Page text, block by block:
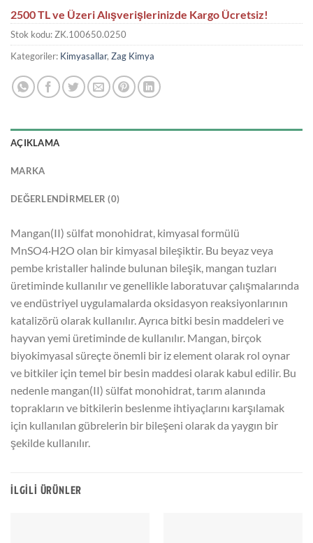
2500 TL ve Üzeri Alışverişlerinizde Kargo Ücretsiz!
Stok kodu:ZK.100650.0250
Kategoriler: Kimyasallar, Zag Kimya
AÇIKLAMA
MARKA
DEĞERLENDIRMELER (0)
Mangan(II) sülfat monohidrat, kimyasal formülü
MnSO4·H2O olan bir kimyasal bileşiktir. Bu beyaz veya
pembe kristaller halinde bulunan bileşik, mangan tuzları
üretiminde kullanılır ve genellikle laboratuvar çalışmalarında
ve endüstriyel uygulamalarda oksidasyon reaksiyonlarının
katalizörü olarak kullanılır. Ayrıca bitki besin maddeleri ve
hayvan yemi üretiminde de kullanılır. Mangan, birçok
biyokimyasal süreçte önemli bir iz element olarak rol oynar
ve bitkiler için temel bir besin maddesi olarak kabul edilir. Bu
nedenle mangan(II) sülfat monohidrat, tarım alanında
toprakların ve bitkilerin beslenme ihtiyaçlarını karşılamak
için kullanılan gübrelerin bir bileşeni olarak da yaygın bir
şekilde kullanılır.
İLGILI ÜRÜNLER